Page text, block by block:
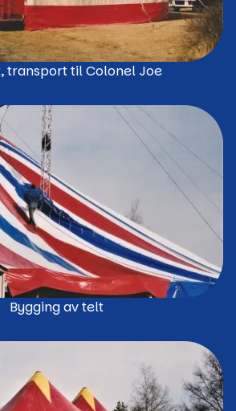
transport til Colonel Joe
Bygging av telt